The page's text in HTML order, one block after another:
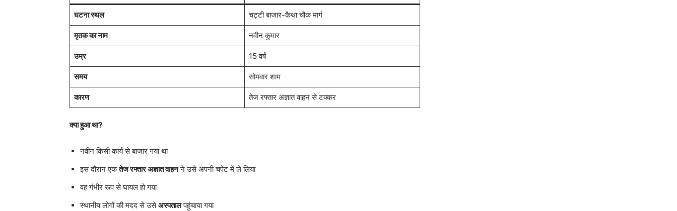
घटना स्थल चट्टी बाजार-कैथा चौक मार्ग
मृतक का नाम नवीन कुमार
उम्र 15 वर्ष
समय सोमवार शाम
कारण तेज रफ्तार अज्ञात वाहन से टक्कर
क्या हुआ था?
नवीन किसी कार्य से बाजार गया था
इस दौरान एकतेज रफ्तार अज्ञात वाहनने उसे अपनी चपेट में ले लिया
वह गंभीर रूप से घायल हो गया
स्थानीय लोगों की मदद से उसेअस्पतालपहुंचाया गया